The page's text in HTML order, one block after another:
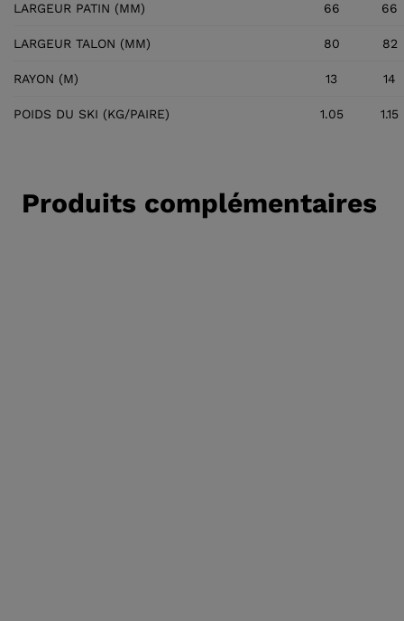
LARGEUR PATIN (MM) 66 66
LARGEUR TALON (MM) 80 82
RAYON (M) 13 14
POIDS DU SKI (KG/PAIRE) 1.05 1.15
Produits complémentaires